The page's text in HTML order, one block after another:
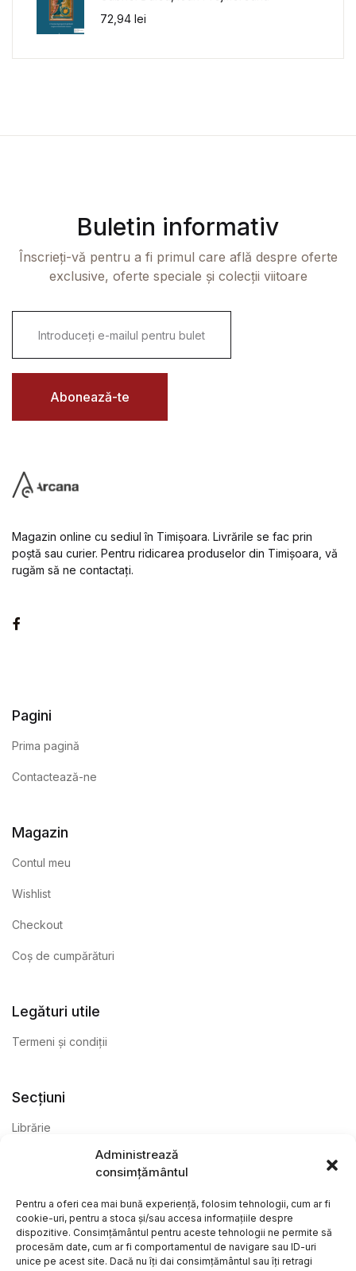
Administrează
consimțământul
Pentru a oferi cea mai bună experiență, folosim tehnologii, cum ar fi
cookie-uri, pentru a stoca și/sau accesa informațiile despre
dispozitive. Consimțământul pentru aceste tehnologii ne permite să
procesăm date, cum ar fi comportamentul de navigare sau ID-uri
unice pe acest site. Dacă nu îți dai consimțământul sau îți retragi
72,94 lei
Buletin informativ
Înscrieți-vă pentru a fi primul care află despre oferte
exclusive, oferte speciale și colecții viitoare
i
l
Abonează-te
Magazin online cu sediul în Timișoara. Livrările se fac prin
poștă sau curier. Pentru ridicarea produselor din Timișoara, vă
rugăm să ne contactați.
Pagini
Prima pagină
Contactează-ne
Magazin
Contul meu
Wishlist
Checkout
Coș de cumpărături
Legături utile
Termeni și condiții
Secțiuni
Librărie